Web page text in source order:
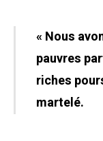
« Nous
pauvres
riches
martelé.